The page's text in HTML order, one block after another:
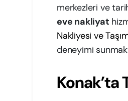
merkezleri ve
eve nakliyat
Nakliyesi ve
deneyimi
Konak’ta